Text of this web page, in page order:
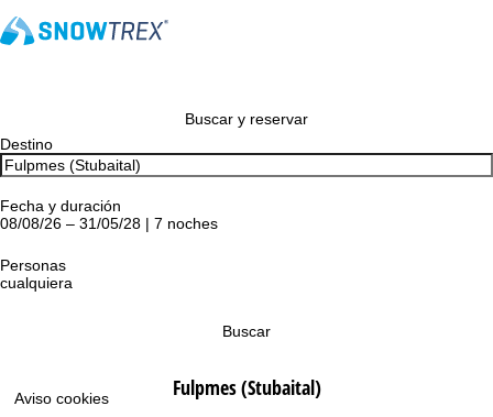
Aviso cookies
Buscar y reservar
Destino
Fecha y duración
08/08/26 – 31/05/28 | 7 noches
Personas
cualquiera
Buscar
Fulpmes (Stubaital)